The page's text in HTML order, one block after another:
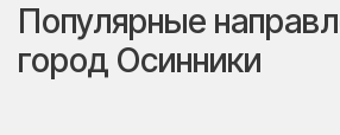
Популярные
город Осинники